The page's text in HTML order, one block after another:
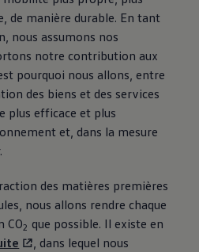
de manière durable. En tant
, nous assumons nos
notre contribution aux
pourquoi nous allons, entre
des biens et des services
plus efficace et plus
et, dans la mesure
des matières premières
nous allons rendre chaque
CO2 que possible. Il existe en
, dans lequel nous